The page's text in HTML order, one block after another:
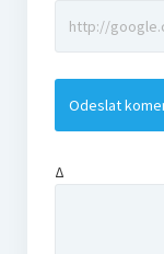
Δ